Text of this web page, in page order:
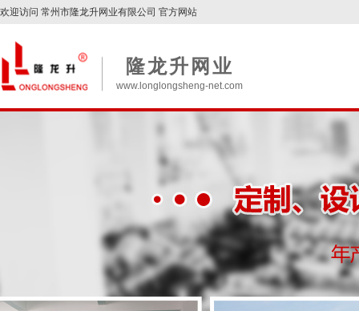
欢迎访问 常州市隆龙升网业有限公司 官方网站
隆龙升网业
www.longlongsheng-net.com